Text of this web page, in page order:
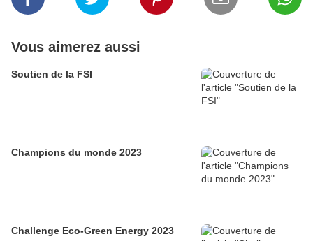
Vous aimerez aussi
Soutien de la FSI
Champions du monde 2023
Challenge Eco-Green Energy 2023